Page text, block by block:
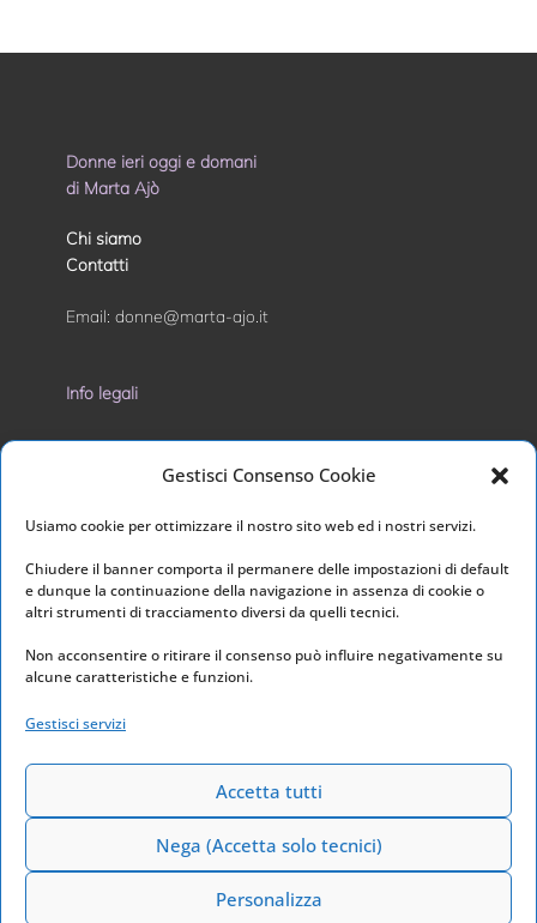
Gestisci Consenso Cookie
Usiamo cookie per ottimizzare il nostro sito web ed i nostri servizi.
Chiudere il banner comporta il permanere delle impostazioni di default
e dunque la continuazione della navigazione in assenza di cookie o
altri strumenti di tracciamento diversi da quelli tecnici.
Non acconsentire o ritirare il consenso può influire negativamente su
alcune caratteristiche e funzioni.
Gestisci servizi
Accetta tutti
Nega (Accetta solo tecnici)
Personalizza
Donne ieri oggi e domani
di Marta Ajò
Chi siamo
Contatti
Email: donne@marta-ajo.it
Info legali
Privacy Policy
Cookie Policy